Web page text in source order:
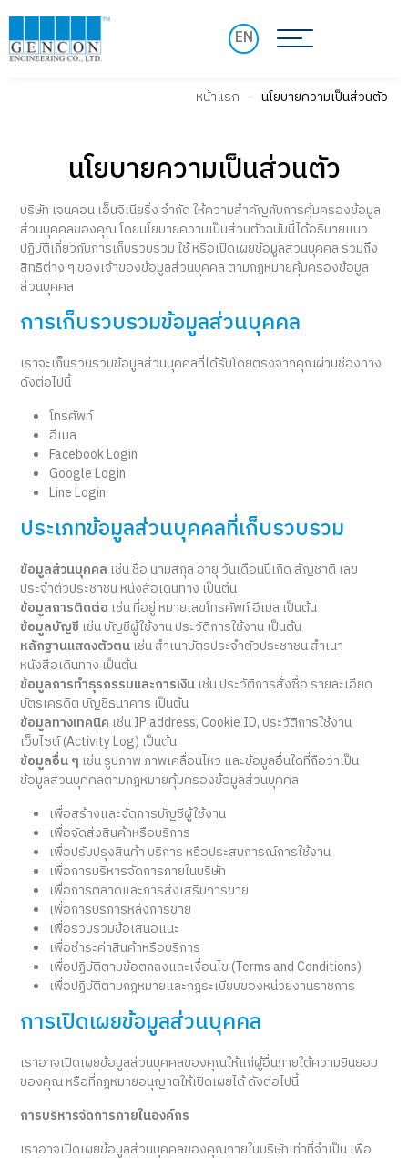
EN
หน้าแรก - นโยบายความเป็นส่วนตัว
นโยบายความเป็นส่วนตัว
บริษัท เจนคอน เอ็นจิเนียริ่ง จำกัด ให้ความสำคัญกับการคุ้มครองข้อมูล
ส่วนบุคคลของคุณ โดยนโยบายความเป็นส่วนตัวฉบับนี้ได้อธิบายแนว
ปฏิบัติเกี่ยวกับการเก็บรวบรวม ใช้ หรือเปิดเผยข้อมูลส่วนบุคคล รวมถึง
สิทธิต่าง ๆ ของเจ้าของข้อมูลส่วนบุคคล ตามกฎหมายคุ้มครองข้อมูล
ส่วนบุคคล
การเก็บรวบรวมข้อมูลส่วนบุคคล
เราจะเก็บรวบรวมข้อมูลส่วนบุคคลที่ได้รับโดยตรงจากคุณผ่านช่องทาง
ดังต่อไปนี้
โทรศัพท์
อีเมล
Facebook Login
Google Login
Line Login
ประเภทข้อมูลส่วนบุคคลที่เก็บรวบรวม
ข้อมูลส่วนบุคคล เช่น ชื่อ นามสกุล อายุ วันเดือนปีเกิด สัญชาติ เลข
ประจำตัวประชาชน หนังสือเดินทาง เป็นต้น
ข้อมูลการติดต่อ เช่น ที่อยู่ หมายเลขโทรศัพท์ อีเมล เป็นต้น
ข้อมูลบัญชี เช่น บัญชีผู้ใช้งาน ประวัติการใช้งาน เป็นต้น
หลักฐานแสดงตัวตน เช่น สำเนาบัตรประจำตัวประชาชน สำเนา
หนังสือเดินทาง เป็นต้น
ข้อมูลการทำธุรกรรมและการเงิน เช่น ประวัติการสั่งซื้อ รายละเอียด
บัตรเครดิต บัญชีธนาคาร เป็นต้น
ข้อมูลทางเทคนิค เช่น IP address, Cookie ID, ประวัติการใช้งาน
เว็บไซต์ (Activity Log) เป็นต้น
ข้อมูลอื่น ๆ เช่น รูปภาพ ภาพเคลื่อนไหว และข้อมูลอื่นใดที่ถือว่าเป็น
ข้อมูลส่วนบุคคลตามกฎหมายคุ้มครองข้อมูลส่วนบุคคล
เพื่อสร้างและจัดการบัญชีผู้ใช้งาน
เพื่อจัดส่งสินค้าหรือบริการ
เพื่อปรับปรุงสินค้า บริการ หรือประสบการณ์การใช้งาน
เพื่อการบริหารจัดการภายในบริษัท
เพื่อการตลาดและการส่งเสริมการขาย
เพื่อการบริการหลังการขาย
เพื่อรวบรวมข้อเสนอแนะ
เพื่อชำระค่าสินค้าหรือบริการ
เพื่อปฏิบัติตามข้อตกลงและเงื่อนไข (Terms and Conditions)
เพื่อปฏิบัติตามกฎหมายและกฎระเบียบของหน่วยงานราชการ
การเปิดเผยข้อมูลส่วนบุคคล
เราอาจเปิดเผยข้อมูลส่วนบุคคลของคุณให้แก่ผู้อื่นภายใต้ความยินยอม
ของคุณ หรือที่กฎหมายอนุญาตให้เปิดเผยได้ ดังต่อไปนี้
การบริหารจัดการภายในองค์กร
เราอาจเปิดเผยข้อมูลส่วนบุคคลของคุณภายในบริษัทเท่าที่จำเป็น เพื่อ